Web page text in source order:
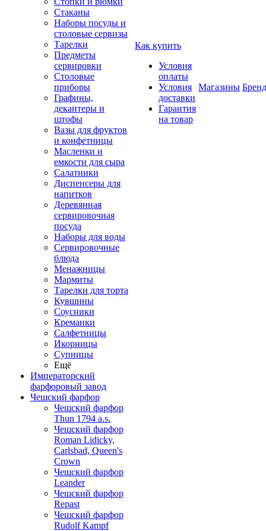
Стаканы
Наборы посуды и
столовые сервизы
Тарелки
Предметы
сервировки
Столовые
приборы
Графины,
декантеры и
штофы
Вазы для фруктов
и конфетницы
Масленки и
емкости для сыра
Салатники
Диспенсеры для
напитков
Деревянная
сервировочная
посуда
Наборы для воды
Сервировочные
блюда
Менажницы
Мармиты
Тарелки для торта
Кувшины
Соусники
Креманки
Салфетницы
Икорницы
Супницы
Ещё
Императорский
фарфоровый завод
Чешский фарфор
Чешский фарфор
Thun 1794 a.s.
Чешский фарфор
Roman Lidicky,
Carlsbad, Queen's
Crown
Чешский фарфор
Leander
Чешский фарфор
Repast
Чешский фарфор
Rudolf Kampf
Как купить
Условия
оплаты
Условия
доставки
Гарантия
на товар
Магазины